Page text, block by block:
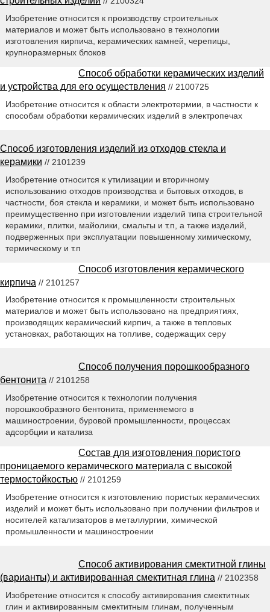
Изобретение относится к производству строительных
материалов и может быть использовано в технологии
изготовления кирпича, керамических камней, черепицы,
крупноразмерных блоков
Способ обработки керамических изделий
и устройства для его осуществления // 2100725
Изобретение относится к области электротермии, в частности к
способам обработки керамических изделий в электропечах
Способ изготовления изделий из отходов стекла и
керамики // 2101239
Изобретение относится к утилизации и вторичному
использованию отходов производства и бытовых отходов, в
частности, боя стекла и керамики, и может быть использовано
преимущественно при изготовлении изделий типа строительной
керамики, плитки, майолики, смальты и т.п, а также изделий,
подверженных при эксплуатации повышенному химическому,
термическому и т.п
Способ изготовления керамического
кирпича // 2101257
Изобретение относится к промышленности строительных
материалов и может быть использовано на предприятиях,
производящих керамический кирпич, а также в тепловых
установках, работающих на топливе, содержащих серу
Способ получения порошкообразного
бентонита // 2101258
Изобретение относится к технологии получения
порошкообразного бентонита, применяемого в
машиностроении, буровой промышленности, процессах
адсорбции и катализа
Состав для изготовления пористого
проницаемого керамического материала с высокой
термостойкостью // 2101259
Изобретение относится к изготовлению пористых керамических
изделий и может быть использовано при получении фильтров и
носителей катализаторов в металлургии, химической
промышленности и машиностроении
Способ активирования смектитной глины
(варианты) и активированная смектитная глина // 2102358
Изобретение относится к способу активирования смектитных
глин и активированным смектитным глинам, полученным